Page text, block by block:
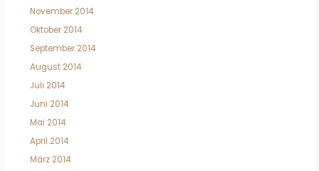
November 2014
Oktober 2014
September 2014
August 2014
Juli 2014
Juni 2014
Mai 2014
April 2014
März 2014